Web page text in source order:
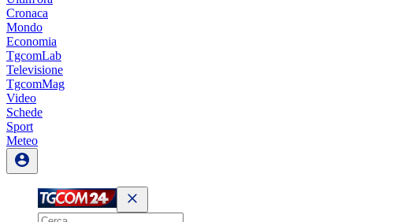
Cronaca
Mondo
Economia
TgcomLab
Televisione
TgcomMag
Video
Schede
Sport
Meteo